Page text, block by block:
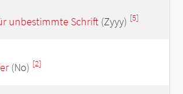
unbestimmte Schrift(Zyyy) [5]
(No) [2]